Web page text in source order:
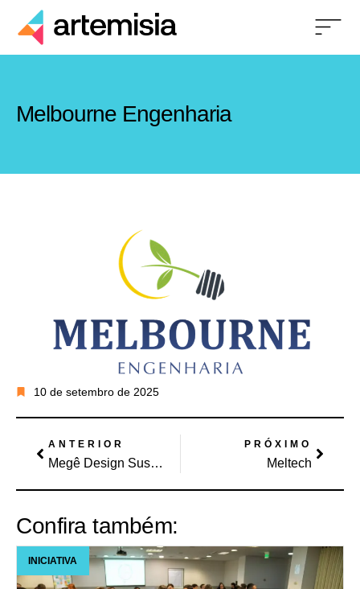
Melbourne Engenharia
10 de setembro de 2025
ANTERIOR
Megê Design Sustentável
PRÓXIMO
Meltech
Confira também:
INICIATIVA